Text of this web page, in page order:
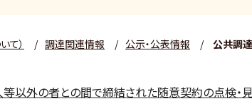
て） / 調達関連情報 / 公示・公表情報 / 公共調
以外の者との間で締結された随意契約の点検・